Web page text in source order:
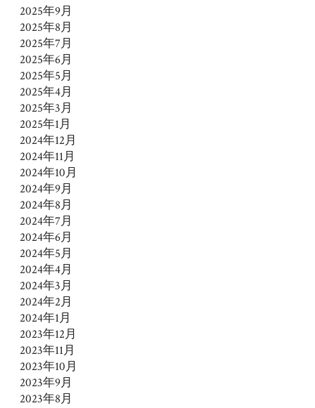
2025年9月
2025年8月
2025年7月
2025年6月
2025年5月
2025年4月
2025年3月
2025年1月
2024年12月
2024年11月
2024年10月
2024年9月
2024年8月
2024年7月
2024年6月
2024年5月
2024年4月
2024年3月
2024年2月
2024年1月
2023年12月
2023年11月
2023年10月
2023年9月
2023年8月